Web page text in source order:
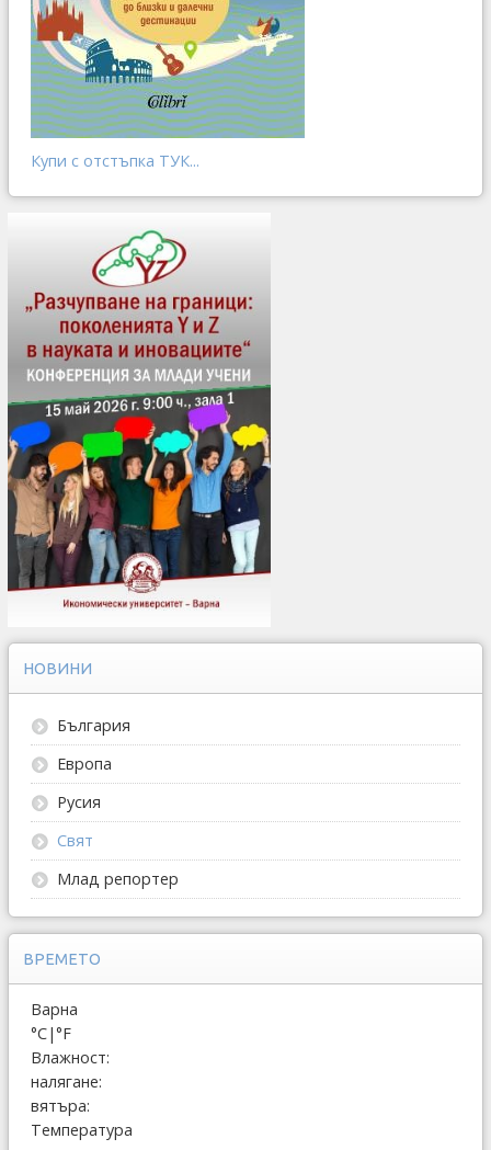
Купи с отстъпка ТУК...
НОВИНИ
България
Европа
Русия
Свят
Млад репортер
ВРЕМЕТО
Варна
°C|°F
Влажност:
налягане:
вятъра:
Температура